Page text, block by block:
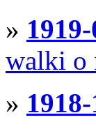
»
walki o
»